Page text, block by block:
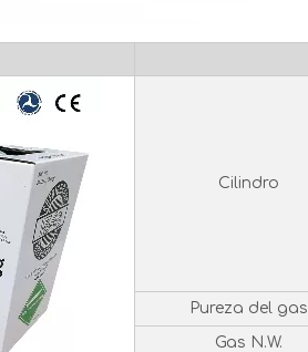
Cilindro
Pureza del gas
Gas N.W.